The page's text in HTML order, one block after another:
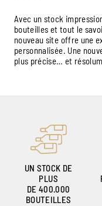
Avec un stock
bouteilles et tout le
nouveau site offre une
personnalisée. Une
plus précise… et
UN STOCK DE
PLUS
DE 400.000
BOUTEILLES